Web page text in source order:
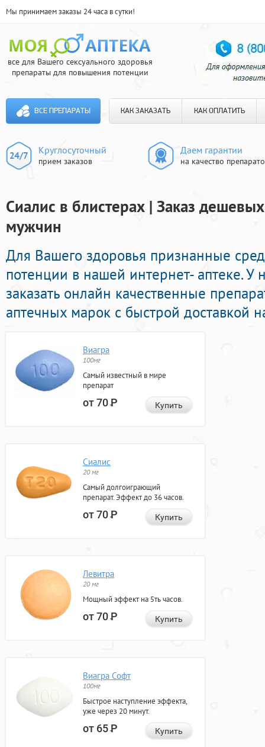
Мы принимаем заказы 24 часа в сутки!
все для Вашего сексуального здоровья
препараты для повышения потенции
ВСЕ ПРЕПАРАТЫ КАК ЗАКАЗАТЬ КАК ОПЛАТИТЬ
Круглосуточный
прием заказов
Даем гарантии
на качество
Сиалис в блистерах | Заказ
мужчин
Для Вашего здоровья признанные
потенции в нашей интернет- аптеке.
заказать онлайн качественные
аптечных марок с быстрой доставкой
Виагра
100мг
Самый известный в мире
препарат
от 70Р Купить
Сиалис
20 мг
Самый долгоиграющий
препарат. Эффект до 36 часов.
от 70Р Купить
Левитра
20 мг
Мощный эффект на 5ть часов.
от 70Р Купить
Виагра Софт
100мг
Быстрое наступление эффекта,
уже через 20 минут.
от 65Р Купить